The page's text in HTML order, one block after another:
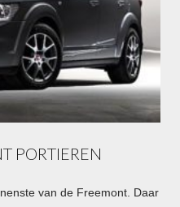
PORTIEREN
van de Freemont. Daar